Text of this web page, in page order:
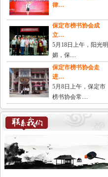
律…
保定市榜书协会成
立…
5月18日上午，阳光明
媚，保....
保定市榜书协会走
进…
5月8日上午，保定市
榜书协会常....